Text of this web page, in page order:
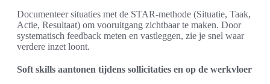
Documenteer situaties met de STAR-methode (Situatie, Taak,
Actie, Resultaat) om vooruitgang zichtbaar te maken. Door
systematisch feedback meten en vastleggen, zie je snel waar
verdere inzet loont.
Soft skills aantonen tijdens sollicitaties en op de werkvloer